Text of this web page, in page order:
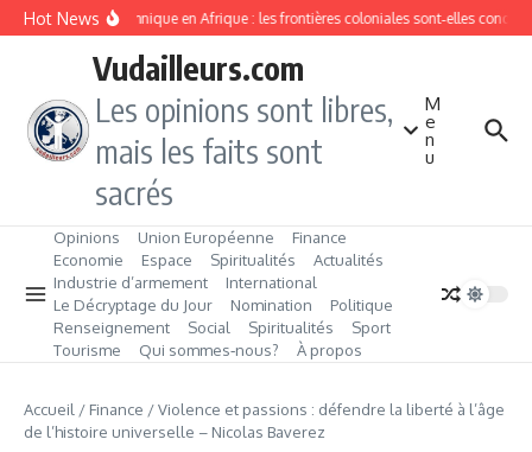
Aller au contenu
Hot NewsDivision ethnique en Afrique : les frontières coloniales sont‑elles
Vudailleurs.com
Les opinions sont libres,
mais les faits sont
sacrés
M
e
n
u
Opinions Union Européenne
Finance
Economie
Espace Spiritualités
Actualités
Industrie d’armement
International
Le Décryptage du Jour
Nomination
Politique
Renseignement
Social Spiritualités
Sport
Tourisme
Qui sommes‑nous? À propos
Accueil / Finance /Violence et passions : défendre la liberté à l’âge
de l’histoire universelle – Nicolas Baverez